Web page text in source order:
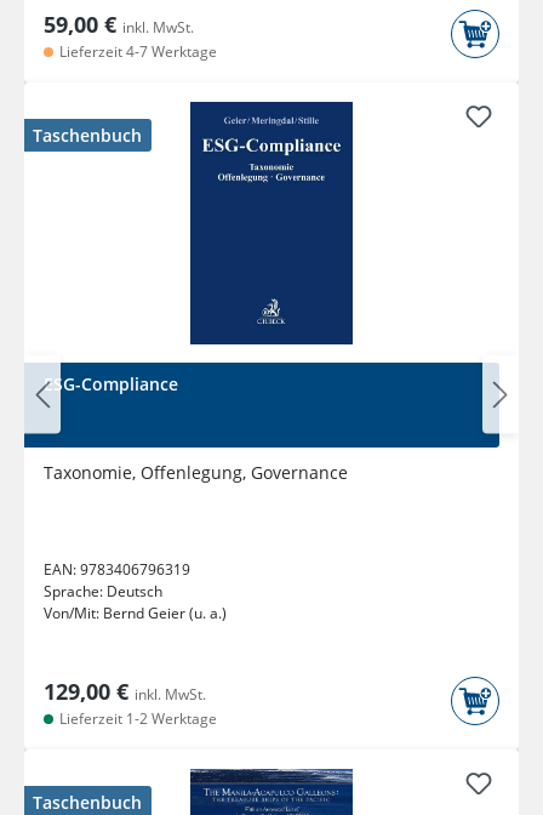
59,00 € inkl. MwSt.
Lieferzeit 4-7 Werktage
Taschenbuch
ESG-Compliance
Taxonomie, Offenlegung, Governance
EAN:9783406796319
Sprache: Deutsch
Von/Mit: Bernd Geier (u. a.)
129,00 € inkl. MwSt.
Lieferzeit 1-2 Werktage
Taschenbuch